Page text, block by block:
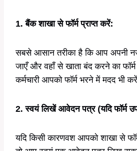
1. बैंक शाखा से फॉर्म प्राप्त करें:
सबसे आसान तरीका है कि आप अपनी
जाएँ और वहाँ से खाता बंद करने का
कर्मचारी आपको फॉर्म भरने में मदद भी
2. स्वयं लिखें आवेदन पत्र (यदि फॉर्म
यदि किसी कारणवश आपको शाखा से